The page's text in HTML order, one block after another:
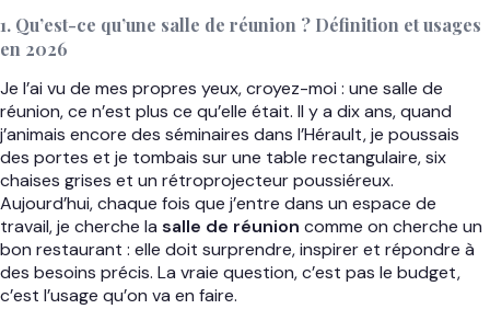
1. Qu’est-ce qu’une salle de réunion ? Définition et usages
en 2026
Je l’ai vu de mes propres yeux, croyez-moi : une salle de
réunion, ce n’est plus ce qu’elle était. Il y a dix ans, quand
j’animais encore des séminaires dans l’Hérault, je poussais
des portes et je tombais sur une table rectangulaire, six
chaises grises et un rétroprojecteur poussiéreux.
Aujourd’hui, chaque fois que j’entre dans un espace de
travail, je cherche la salle de réunion comme on cherche un
bon restaurant : elle doit surprendre, inspirer et répondre à
des besoins précis. La vraie question, c’est pas le budget,
c’est l’usage qu’on va en faire.